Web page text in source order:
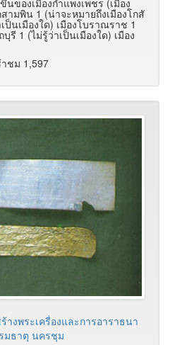
ามพิน 1 (น่าจะหมายถึงเมืองโกสั
ป็นเมืองใด) เมืองโบราณราช 1
รี 1 (ไม่รู้ว่าเป็นเมืองใด) เมือง
าชม 1,597
างพระเครื่องและการอาราธนา
มธาตุ นครชุม